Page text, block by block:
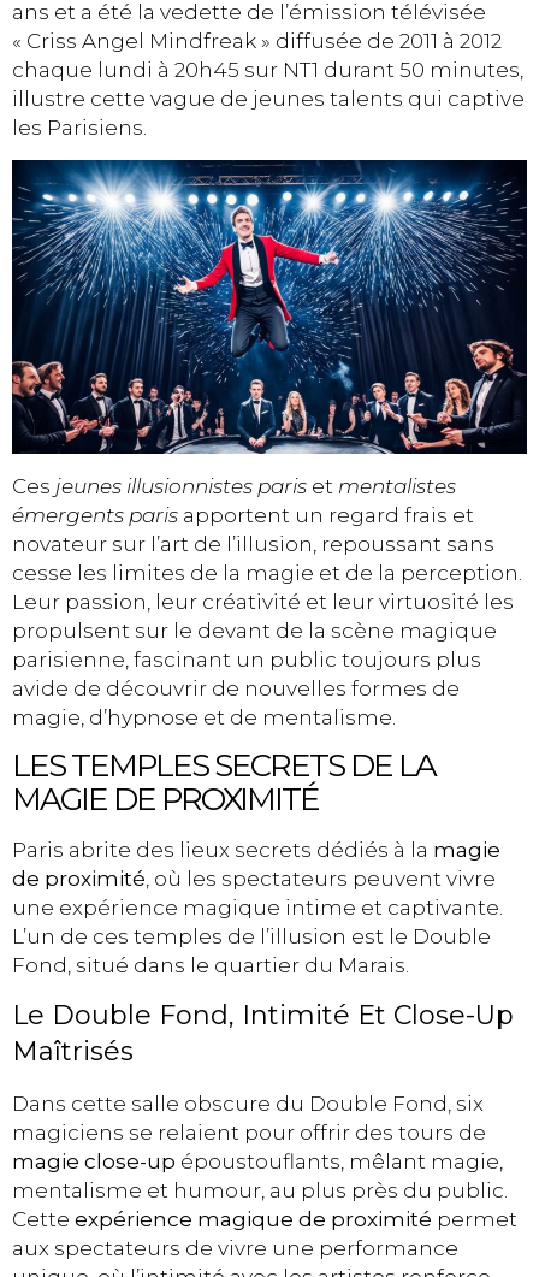
ans et a été la vedette de l’émission télévisée
« Criss Angel Mindfreak » diffusée de 2011 à 2012
chaque lundi à 20h45 sur NT1 durant 50 minutes,
illustre cette vague de jeunes talents qui captive
les Parisiens.
Ces jeunes illusionnistes paris et mentalistes
émergents paris apportent un regard frais et
novateur sur l’art de l’illusion, repoussant sans
cesse les limites de la magie et de la perception.
Leur passion, leur créativité et leur virtuosité les
propulsent sur le devant de la scène magique
parisienne, fascinant un public toujours plus
avide de découvrir de nouvelles formes de
magie, d’hypnose et de mentalisme.
LES TEMPLES SECRETS DE LA
MAGIE DE PROXIMITÉ
Paris abrite des lieux secrets dédiés à la magie
de proximité, où les spectateurs peuvent vivre
une expérience magique intime et captivante.
L’un de ces temples de l’illusion est le Double
Fond, situé dans le quartier du Marais.
Le Double Fond, Intimité Et Close-Up
Maîtrisés
Dans cette salle obscure du Double Fond, six
magiciens se relaient pour offrir des tours de
magie close-up époustouflants, mêlant magie,
mentalisme et humour, au plus près du public.
Cette expérience magique de proximité permet
aux spectateurs de vivre une performance